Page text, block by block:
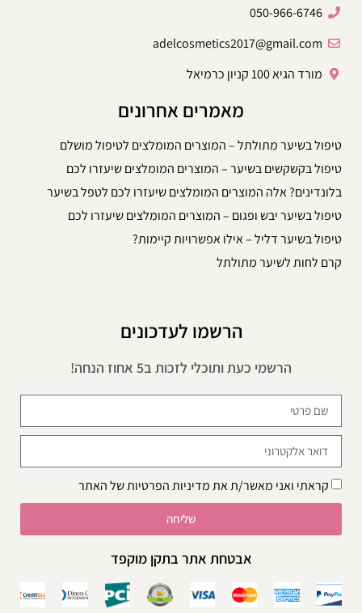
050-966-6746
adelcosmetics2017@gmail.com
מורד הגיא 100 קניון כרמיאל
מאמרים אחרונים
טיפול בשיער מתולתל – המוצרים המומלצים לטיפול מושלם
טיפול בקשקשים בשיער – המוצרים המומלצים שיעזרו לכם
בלונדינים? אלה המוצרים המומלצים שיעזרו לכם לטפל בשיער
טיפול בשיער יבש ופגום – המוצרים המומלצים שיעזרו לכם
טיפול בשיער דליל – אילו אפשרויות קיימות?
קרם לחות לשיער מתולתל
הרשמו לעדכונים
הרשמי כעת ותוכלי לזכות ב5 אחוז הנחה!
קראתי ואני מאשר/ת אתמדיניות הפרטיותשל האתר
שליחה
אבטחת אתר בתקן מוקפד